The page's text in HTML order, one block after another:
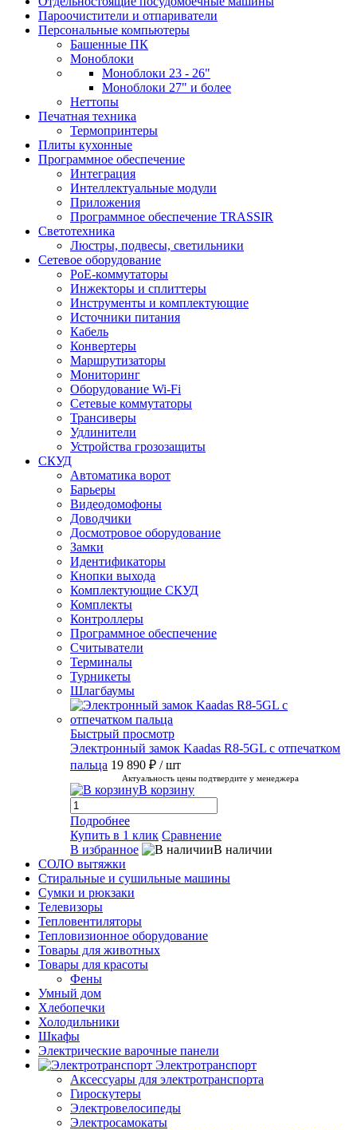
Пароочистители и отпариватели
Персональные компьютеры
Башенные ПК
Моноблоки
Моноблоки 23 - 26"
Моноблоки 27" и более
Неттопы
Печатная техника
Термопринтеры
Плиты кухонные
Программное обеспечение
Интеграция
Интеллектуальные модули
Приложения
Программное обеспечение TRASSIR
Светотехника
Люстры, подвесы, светильники
Сетевое оборудование
PoE-коммутаторы
Инжекторы и сплиттеры
Инструменты и комплектующие
Источники питания
Кабель
Конвертеры
Маршрутизаторы
Мониторинг
Оборудование Wi-Fi
Сетевые коммутаторы
Трансиверы
Удлинители
Устройства грозозащиты
СКУД
Автоматика ворот
Барьеры
Видеодомофоны
Доводчики
Досмотровое оборудование
Замки
Идентификаторы
Кнопки выхода
Комплектующие СКУД
Комплекты
Контроллеры
Программное обеспечение
Считыватели
Терминалы
Турникеты
Шлагбаумы
Быстрый просмотр
Электронный замок Kaadas R8-5GL с отпечатком
пальца 19 890 ₽ / шт
Актуальность цены подтвердите у менеджера
В корзину
Подробнее
Купить в 1 клик Сравнение
В избранное
В наличии
СОЛО вытяжки
Стиральные и сушильные машины
Сумки и рюкзаки
Телевизоры
Тепловентиляторы
Тепловизионное оборудование
Товары для животных
Товары для красоты
Фены
Умный дом
Хлебопечки
Холодильники
Шкафы
Электрические варочные панели
Электротранспорт
Аксессуары для электротранспорта
Гироскутеры
Электровелосипеды
Электросамокаты